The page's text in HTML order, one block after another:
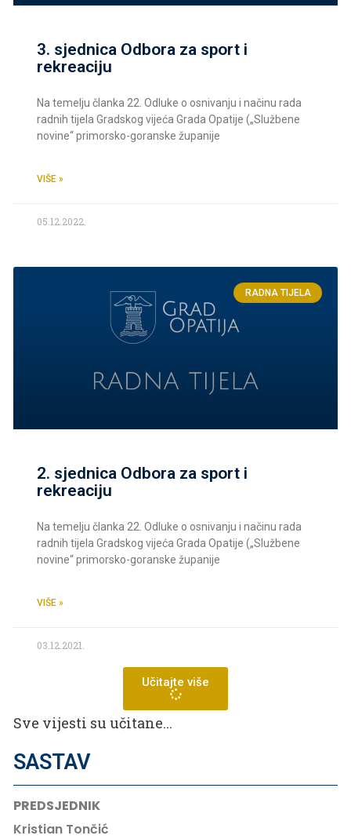
3. sjednica Odbora za sport i
rekreaciju
Na temelju članka 22. Odluke o osnivanju i načinu rada
radnih tijela Gradskog vijeća Grada Opatije („Službene
novine“ primorsko-goranske županije
VIŠE »
05.12.2022.
RADNA TIJELA
2. sjednica Odbora za sport i
rekreaciju
Na temelju članka 22. Odluke o osnivanju i načinu rada
radnih tijela Gradskog vijeća Grada Opatije („Službene
novine“ primorsko-goranske županije
VIŠE »
03.12.2021.
Učitajte više
Sve vijesti su učitane...
SASTAV
PREDSJEDNIK
Kristian Tončić